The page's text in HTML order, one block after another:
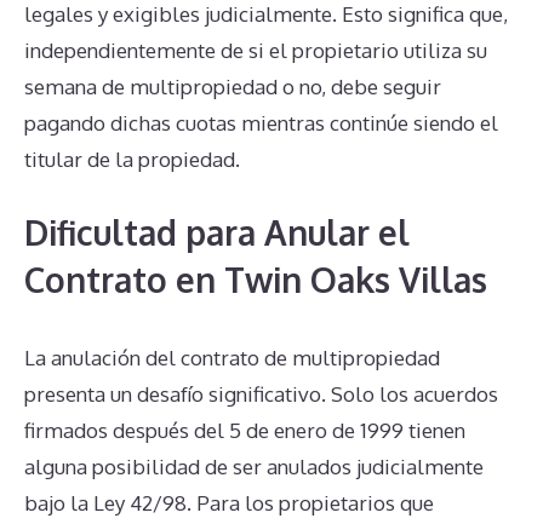
legales y exigibles judicialmente. Esto significa que,
independientemente de si el propietario utiliza su
semana de multipropiedad o no, debe seguir
pagando dichas cuotas mientras continúe siendo el
titular de la propiedad.
Dificultad para Anular el
Contrato en Twin Oaks Villas
La anulación del contrato de multipropiedad
presenta un desafío significativo. Solo los acuerdos
firmados después del 5 de enero de 1999 tienen
alguna posibilidad de ser anulados judicialmente
bajo la Ley 42/98. Para los propietarios que